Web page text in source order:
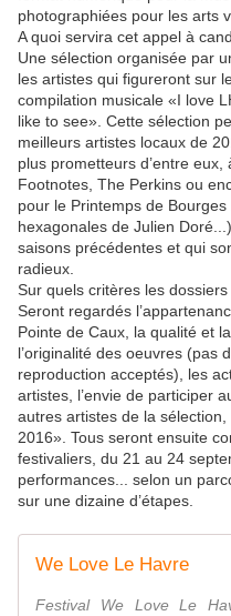
photographiées pour les arts
A quoi servira cet appel à
Une sélection organisée par
les artistes qui figureront sur
compilation musicale «I love
like to see». Cette sélection
meilleurs artistes locaux de
plus prometteurs d’entre eux,
Footnotes, The Perkins ou
pour le Printemps de
hexagonales de Julien
saisons précédentes et qui
radieux.
Sur quels critères les
Seront regardés
Pointe de Caux, la qualité et
l’originalité des oeuvres (pas
reproduction acceptés), les
artistes, l’envie de participer
autres artistes de la sélection,
2016». Tous seront ensuite
festivaliers, du 21 au 24
performances... selon un
sur une dizaine d’étapes.
We Love Le Havre
Festival We Love Le